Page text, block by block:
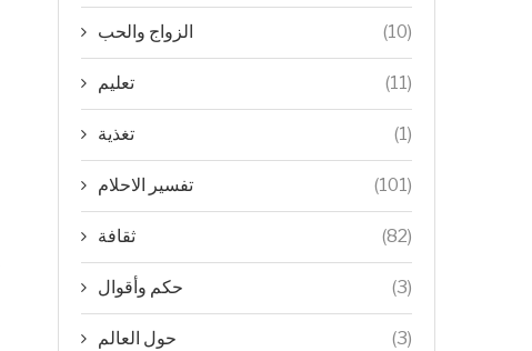
الزواج والحب (10)
تعليم (11)
تغذية (1)
تفسير الاحلام (101)
ثقافة (82)
حكم وأقوال (3)
حول العالم (3)